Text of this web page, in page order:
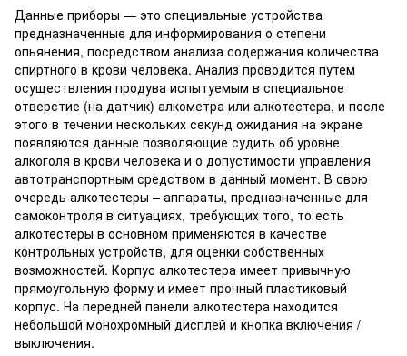
Данные приборы — это специальные устройства
предназначенные для информирования о степени
опьянения, посредством анализа содержания количества
спиртного в крови человека. Анализ проводится путем
осуществления продува испытуемым в специальное
отверстие (на датчик) алкометра или алкотестера, и после
этого в течении нескольких секунд ожидания на экране
появляются данные позволяющие судить об уровне
алкоголя в крови человека и о допустимости управления
автотранспортным средством в данный момент. В свою
очередь алкотестеры – аппараты, предназначенные для
самоконтроля в ситуациях, требующих того, то есть
алкотестеры в основном применяются в качестве
контрольных устройств, для оценки собственных
возможностей. Корпус алкотестера имеет привычную
прямоугольную форму и имеет прочный пластиковый
корпус. На передней панели алкотестера находится
небольшой монохромный дисплей и кнопка включения /
выключения.